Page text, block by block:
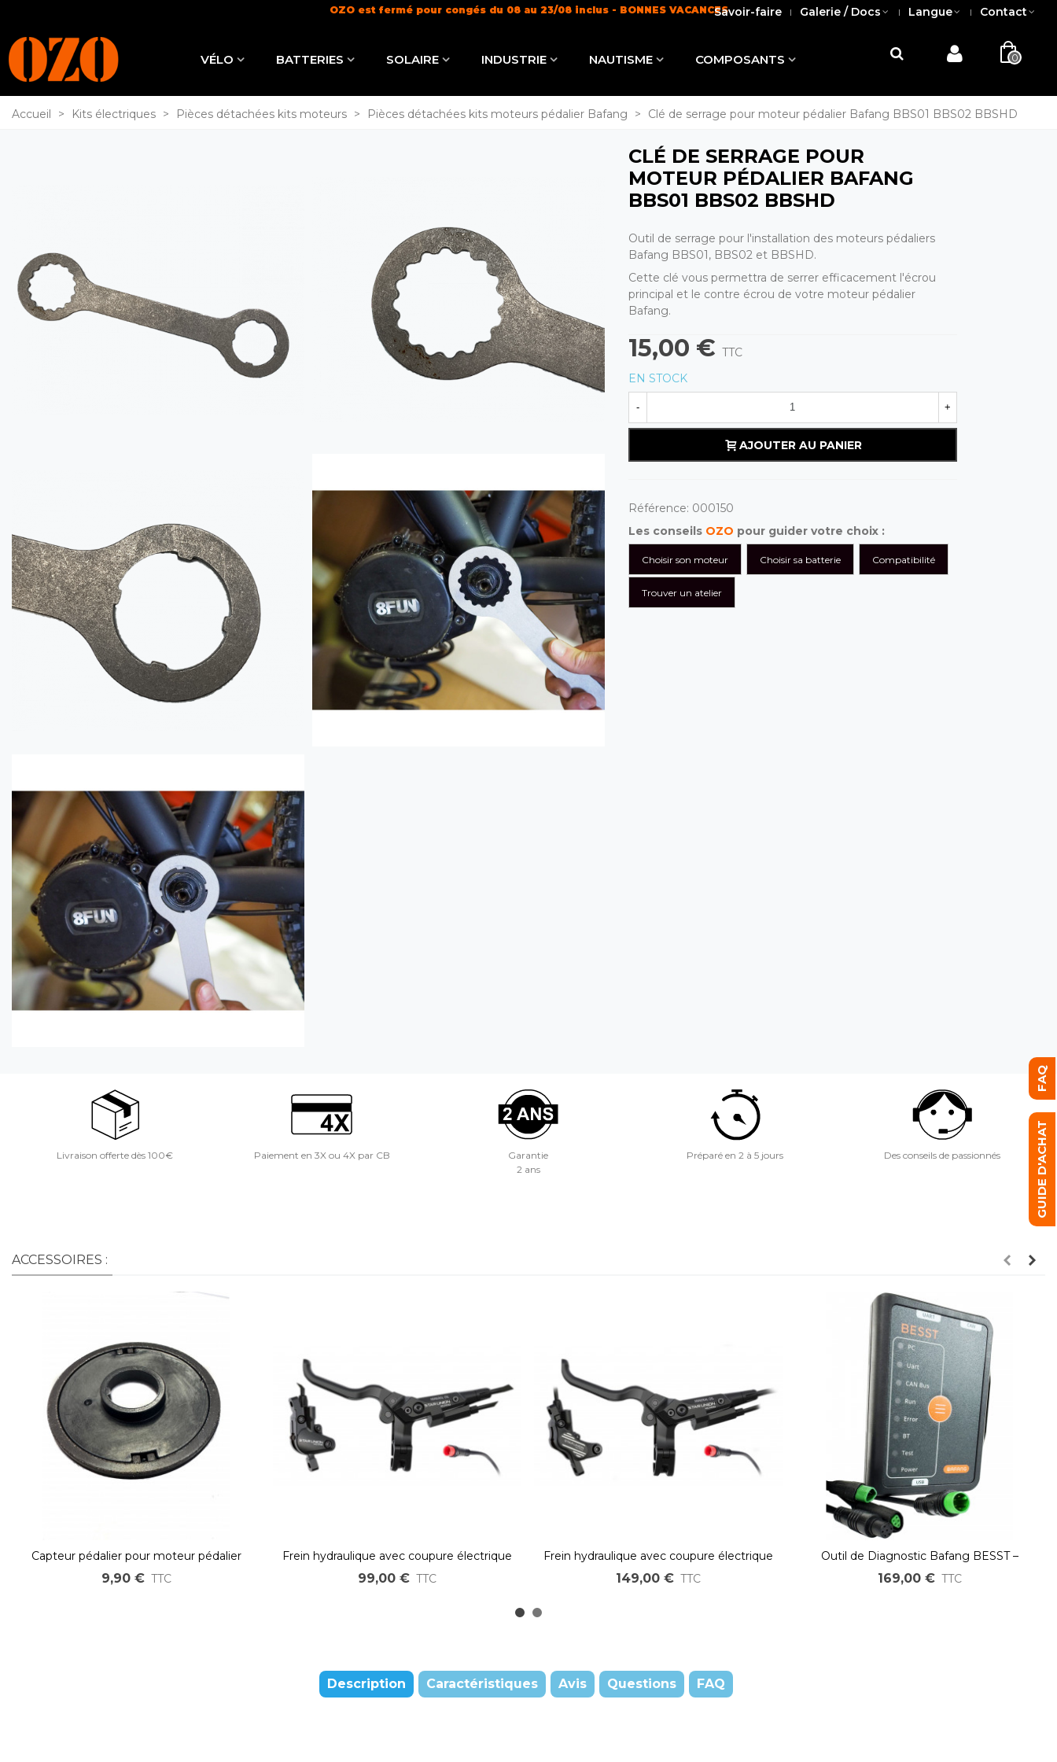
OZO est fermé pour congés du 08 au 23/08 inclus - BONNES VACANCESSavoir-faire Galerie / Docs Langue Contact
VÉLO BATTERIES SOLAIRE INDUSTRIE NAUTISME COMPOSANTS 0
Accueil > Kits électriques > Pièces détachées kits moteurs > Pièces détachées kits moteurs pédalier Bafang > Clé de serrage pour moteur pédalier Bafang BBS01 BBS02 BBSHD
CLÉ DE SERRAGE POUR
MOTEUR PÉDALIER BAFANG
BBS01 BBS02 BBSHD
Outil de serrage pour l'installation des moteurs pédaliers
Bafang BBS01, BBS02 et BBSHD.
Cette clé vous permettra de serrer efficacement l'écrou
principal et le contre écrou de votre moteur pédalier
Bafang.
15,00 € TTC
EN STOCK
- +
AJOUTER AU PANIER
Référence: 000150
Les conseils OZO pour guider votre choix :
Choisir son moteur Choisir sa batterie Compatibilité
Trouver un atelier
Livraison offerte dès 100€ Paiement en 3X ou 4X par CB
Garantie
2 ans
Préparé en 2 à 5 jours Des conseils de passionnés
ACCESSOIRES :
Capteur pédalier pour moteur pédalier
bafang BBSHD
9,90 € TTC
Frein hydraulique avec coupure électrique
intégrée – double Piston – Connecteur
JULET rouge
99,00 € TTC
Frein hydraulique avec coupure électrique
intégrée – 4 pistons – Connecteur JULET
149,00 € TTC
Outil de Diagnostic Bafang BESST –
Compatible M200, M300, M400, M420,
M500, M510, M600, M620, M800
169,00 € TTC
Description Caractéristiques Avis Questions FAQ
FAQ
GUIDE D'ACHAT